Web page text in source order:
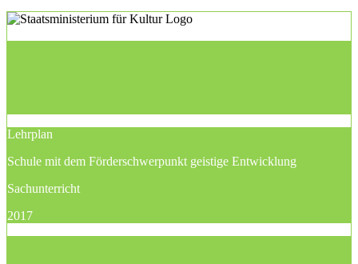
Lehrplan
Schule mit dem Förderschwerpunkt geistige Entwicklung
Sachunterricht
2017